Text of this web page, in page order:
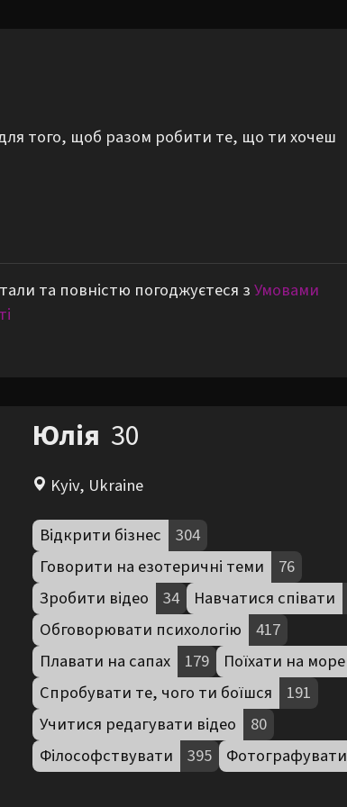
того, щоб разом робити те, що ти хочеш
та повністю погоджуєтеся зУмовами
Юлія 30
Kyiv, Ukraine
Відкрити бізнес
304
Говорити на езотеричні теми
76
Зробити відео
34 Навчатися співати
Обговорювати психологію
417
Плавати на сапах
179 Поїхати на море
Спробувати те, чого ти боїшся
191
Учитися редагувати відео
80
Філософствувати
395 Фотографувати